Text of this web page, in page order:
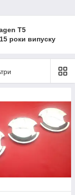
T5
роки випуску